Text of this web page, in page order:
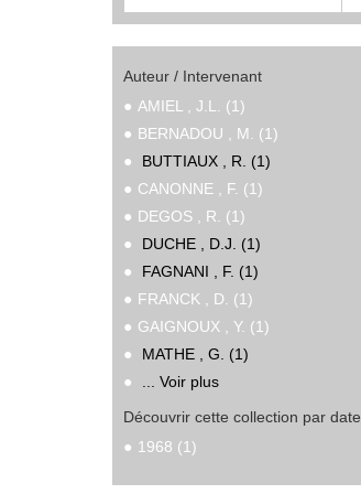
Auteur / Intervenant
AMIEL , J.L. (1)
BERNADOU , M. (1)
BUTTIAUX , R. (1)
CANONNE , F. (1)
DEGOS , R. (1)
DUCHE , D.J. (1)
FAGNANI , F. (1)
FRANCK , D. (1)
GAIGNOUX , Y. (1)
MATHE , G. (1)
... Voir plus
Découvrir cette collection par date
1968 (1)